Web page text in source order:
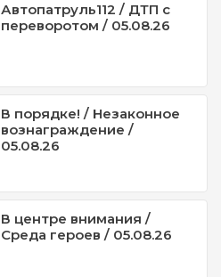
Автопатруль112 / ДТП с
переворотом / 05.08.26
В порядке! / Незаконное
вознаграждение /
05.08.26
В центре внимания /
Среда героев / 05.08.26